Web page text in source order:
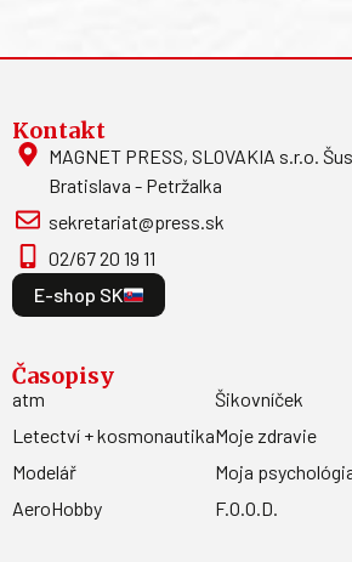
Kontakt
MAGNET PRESS, SLOVAKIA s.r.o.
Bratislava - Petržalka
sekretariat@press.sk
02/67 20 19 11
E-shop SK
Časopisy
atm
Letectví + kosmonautika
Modelář
AeroHobby
Šikovníček
Moje zdravie
Moja
F.O.O.D.